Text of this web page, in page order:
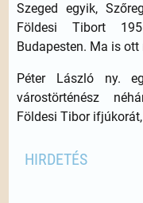
Szeged egyik,
Földesi Tibort
Budapesten. Ma is
Péter László ny.
várostörténész
Földesi Tibor
HIRDETÉS